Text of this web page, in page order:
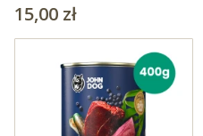
Cena
15,00 zł